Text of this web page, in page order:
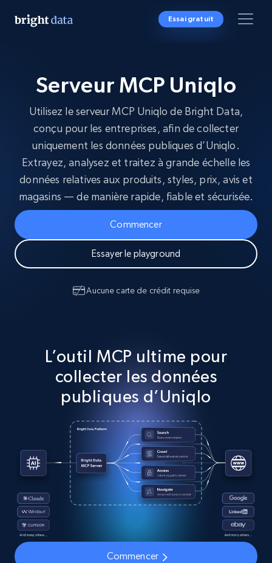
Essai gratuit
Serveur MCP Uniqlo
Utilisez le serveur MCP Uniqlo de Bright Data,
conçu pour les entreprises, afin de collecter
uniquement les données publiques d’Uniqlo.
Extrayez, analysez et traitez à grande échelle les
données relatives aux produits, styles, prix, avis et
magasins — de manière rapide, fiable et sécurisée.
Commencer
Essayer le playground
Aucune carte de crédit requise
L’outil MCP ultime pour
collecter les données
publiques d’Uniqlo
Commencer